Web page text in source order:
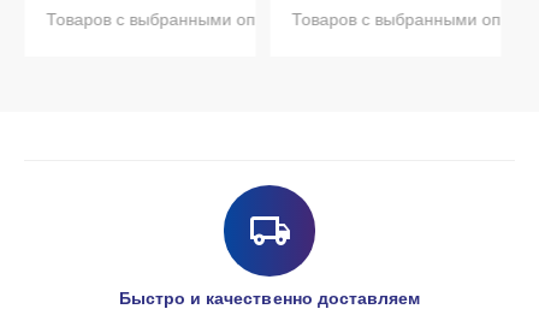
Товаров с выбранными опциями нет в наличии
Товаров с выбранными
Быстро и качественно доставляем